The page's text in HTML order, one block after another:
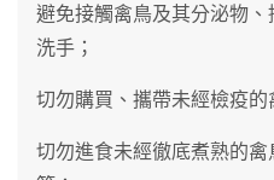
避免接觸禽鳥及其分泌物
洗手；
切勿購買、攜帶未經檢疫的
切勿進食未經徹底煮熟的